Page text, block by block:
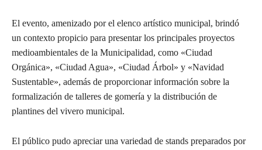
El evento, amenizado por el elenco artístico municipal, brindó
un contexto propicio para presentar los principales proyectos
medioambientales de la Municipalidad, como «Ciudad
Orgánica», «Ciudad Agua», «Ciudad Árbol» y «Navidad
Sustentable», además de proporcionar información sobre la
formalización de talleres de gomería y la distribución de
plantines del vivero municipal.
El público pudo apreciar una variedad de stands preparados por